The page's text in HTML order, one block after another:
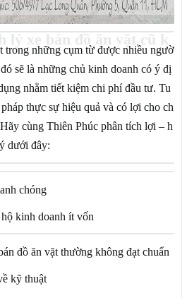
lý xe bán đồ ăn vặt cũ k
trong những cụm từ được nhiều ngườ
sẽ là những chủ kinh doanh có ý đị
nhằm tiết kiệm chi phí đầu tư. Tu
thực sự hiệu quả và có lợi cho ch
cùng Thiên Phúc phân tích lợi – h
dưới đây:
chóng
kinh doanh ít vốn
đồ ăn vặt thường không đạt chuẩn
kỹ thuật